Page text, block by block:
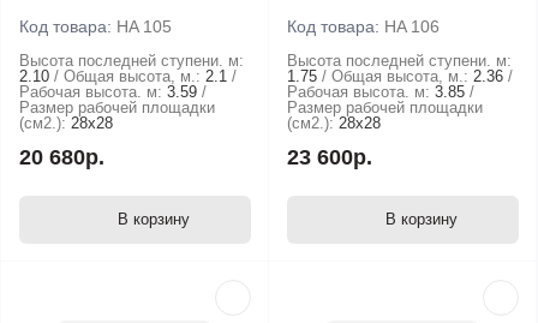
Код товара: HA 105
Высота последней ступени. м:
2.10
Общая высота, м.: 2.1
Рабочая высота. м: 3.59
Размер рабочей площадки
(см2.): 28х28
20 680р.
В корзину
Код товара: HA 106
Высота последней ступени. м:
1.75
Общая высота, м.: 2.36
Рабочая высота. м: 3.85
Размер рабочей площадки
(см2.): 28х28
23 600р.
В корзину